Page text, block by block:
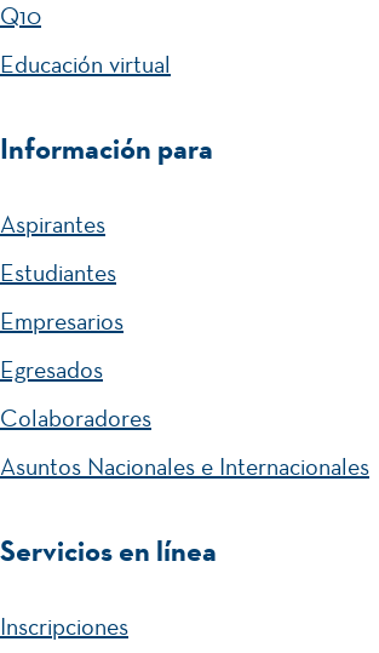
Q10
Educación virtual
Información para
Aspirantes
Estudiantes
Empresarios
Egresados
Colaboradores
Asuntos Nacionales e Internacionales
Servicios en línea
Inscripciones